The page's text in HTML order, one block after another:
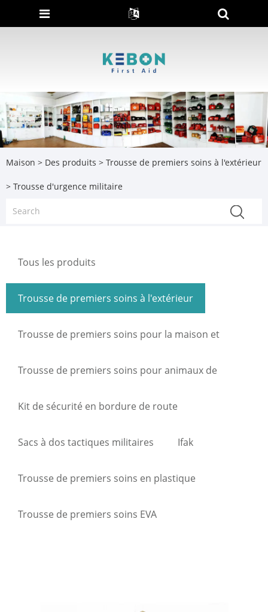
Maison > Des produits > Trousse de premiers soins à l'extérieur
> Trousse d'urgence militaire
Tous les produits
Trousse de premiers soins à l'extérieur
Trousse de premiers soins pour la maison et
l'industrie
Trousse de premiers soins pour animaux de
compagnie
Kit de sécurité en bordure de route
Sacs à dos tactiques militaires Ifak
Trousse de premiers soins en plastique
Trousse de premiers soins EVA